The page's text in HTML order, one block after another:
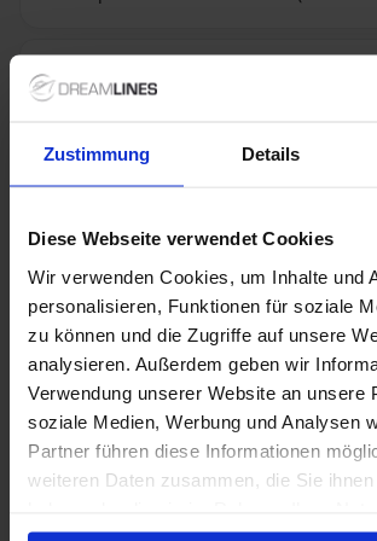
Zustimmung Details
Diese Webseite verwendet Cookies
Wir verwenden Cookies, um Inhalte und
personalisieren, Funktionen für soziale
zu können und die Zugriffe auf unsere
analysieren. Außerdem geben wir
Verwendung unserer Website an unsere
soziale Medien, Werbung und Analysen
Partner führen diese Informationen
weiteren Daten zusammen, die Sie
gesammelt haben.
alles
+ All
Verdere informatie
Optionele diensten
Niet inbegrepen diensten